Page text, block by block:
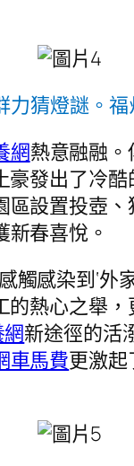
力猜燈謎。
網熱意融融
發出了冷
設置投壺、
新春喜悅。
感染到‘
的熱心之舉
新途徑的活
車馬費更激起